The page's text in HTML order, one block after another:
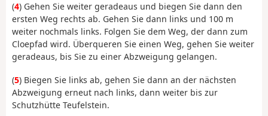
(4) Gehen Sie weiter geradeaus und biegen Sie dann den
ersten Weg rechts ab. Gehen Sie dann links und 100 m
weiter nochmals links. Folgen Sie dem Weg, der dann zum
Cloepfad wird. Überqueren Sie einen Weg, gehen Sie weiter
geradeaus, bis Sie zu einer Abzweigung gelangen.
(5) Biegen Sie links ab, gehen Sie dann an der nächsten
Abzweigung erneut nach links, dann weiter bis zur
Schutzhütte Teufelstein.